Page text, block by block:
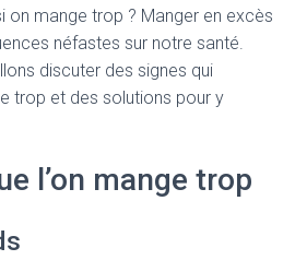
on mange trop ? Manger en excès
néfastes sur notre santé.
discuter des signes qui
trop et des solutions pour y
l’on mange trop